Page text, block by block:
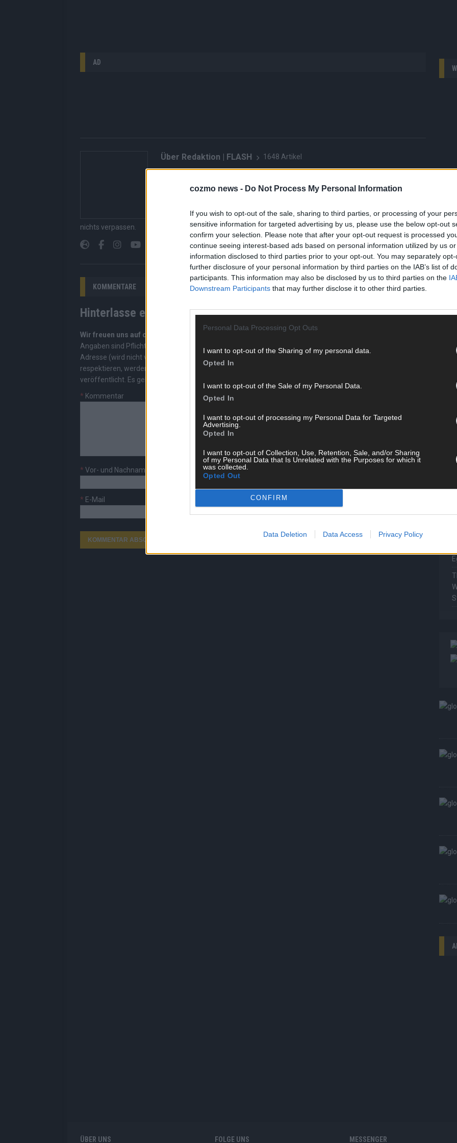
cozmo news - Do Not Process My Personal Information
If you wish to opt-out of the sale, sharing to third parties, or processing of your
sensitive information for targeted advertising by us, please use the below opt-out
confirm your selection. Please note that after your opt-out request is processed
continue seeing interest-based ads based on personal information utilized by us
information disclosed to third parties prior to your opt-out. You may separately
further disclosure of your personal information by third parties on the IAB’s list of
participants. This information may also be disclosed by us to third parties on the
Downstream Participants that may further disclose it to other third parties.
Personal Data Processing Opt Outs
I want to opt-out of the Sharing of my personal data.
Opted In
I want to opt-out of the Sale of my Personal Data.
Opted In
I want to opt-out of processing my Personal Data for Targeted
Advertising.
Opted In
I want to opt-out of Collection, Use, Retention, Sale, and/or Sharing
of my Personal Data that Is Unrelated with the Purposes for which it
was collected.
Opted Out
CONFIRM
Data Deletion Data Access Privacy Policy
AD
Über Redaktion | FLASH 1648 Artikel
gerade unbedingt sehen musst. Ob News, Unterhaltung oder Specials – wir
bringen dir die Inhalte direkt auf den Screen, live oder on-demand. Unsere
Suchen, kein Scrollen durch endlose Seiten – einfach einschalten, mitfiebern und
nichts verpassen.
KOMMENTARE
Hinterlasse einen Kommentar
Wir freuen uns auf deinen Beitrag!
Angaben sind Pflichtfelder. Bitte nutze deinen Klarnamen (Vor- und Nachname) und eine gültige E-Mail-
Adresse (wird nicht veröffentlicht). Wir prüfen jeden Kommentar kurz. Beiträge, die unsere
respektieren, werden freigeschaltet; Hassrede, Beleidigungen, Hetze, Spam oder Werbung werden nicht
veröffentlicht. Es gelten unsere
* Kommentar
* Vor- und Nachname
* E-Mail
ÜBER UNS FOLGE UNS MESSENGER